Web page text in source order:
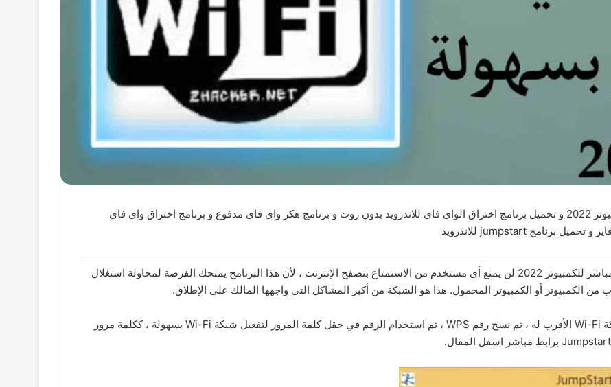
تحميل برنامج jumpstart اخر اصدار برابط مباشر للكمبيوتر 2022 و تحميل برنامج اختراق الواي فاي للاندرويد بدون روت و برنامج هكر واي فاي مدفوع و برنامج اختراق واي فاي
الان يمكنك تحميل برنامج jumpstart اخر اصدار برابط مباشر للكمبيوتر 2022 لن يمنع أي مستخدم من الاستمتاع بتصفح الإنترنت ، لأن هذا البرنامج يمنحك الفرصة لمحاولة استغلال
يحتاج المستخدم فقط للدخول إلى البرنامج واختيار شبكة Wi-Fi الأقرب له ، ثم نسخ رقم WPS ، ثم استخدام الرقم في حقل كلمة المرور لتفعيل شبكة Wi-Fi بسهولة ، ككلمة مرور